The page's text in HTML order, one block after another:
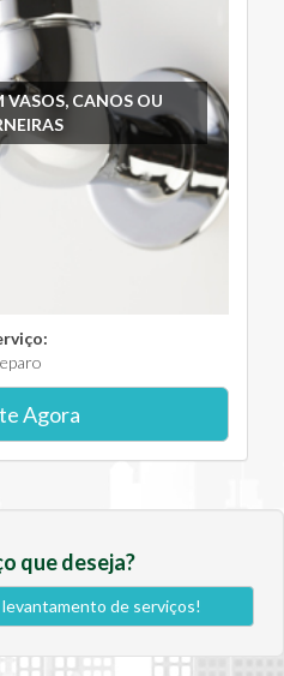
CANOS OU
Agora
que deseja?
de serviços!